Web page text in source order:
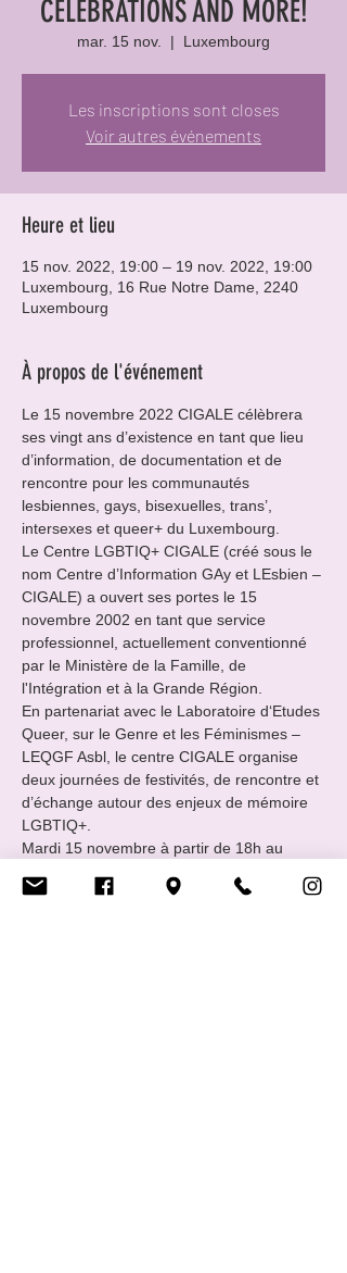
CELEBRATIONS AND MORE!
mar. 15 nov.
  |
Luxembourg
Les inscriptions sont closes
Voir autres événements
Heure et lieu
15 nov. 2022, 19:00 – 19 nov. 2022, 19:00
Luxembourg, 16 Rue Notre Dame, 2240
Luxembourg
À propos de l'événement
Le 15 novembre 2022 CIGALE célèbrera
ses vingt ans d’existence en tant que lieu
d’information, de documentation et de
rencontre pour les communautés
lesbiennes, gays, bisexuelles, trans’,
intersexes et queer+ du Luxembourg.
Le Centre LGBTIQ+ CIGALE (créé sous le
nom Centre d’Information GAy et LEsbien –
CIGALE) a ouvert ses portes le 15
novembre 2002 en tant que service
professionnel, actuellement conventionné
par le Ministère de la Famille, de
l'Intégration et à la Grande Région.
En partenariat avec le Laboratoire d‘Etudes
Queer, sur le Genre et les Féminismes –
LEQGF Asbl, le centre CIGALE organise
deux journées de festivités, de rencontre et
d’échange autour des enjeux de mémoire
LGBTIQ+.
Mardi 15 novembre à partir de 18h au
(16 Rue Notre-Dame / L-2240 Luxembourg)